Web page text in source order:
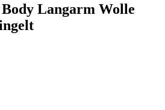
Langarm Wolle